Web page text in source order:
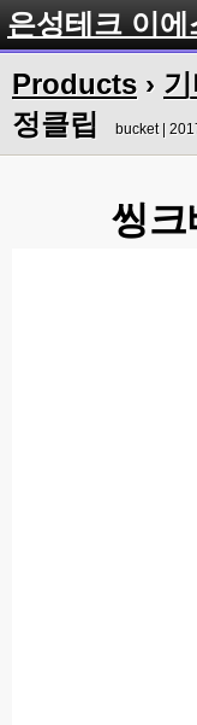
은성테크 이에
Products ›
정클립
bucket |
씽크